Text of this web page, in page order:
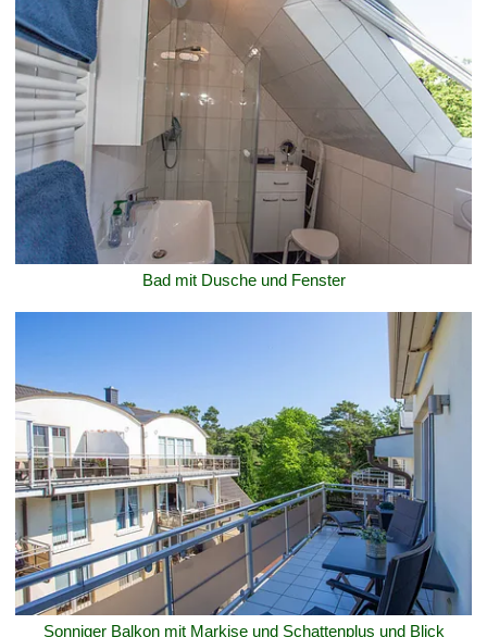
Bad mit Dusche und Fenster
Sonniger Balkon mit Markise und Schattenplus und Blick